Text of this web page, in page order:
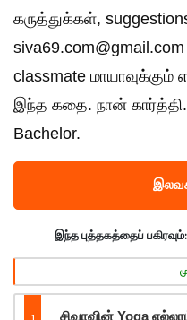
கருத்துக்கள்,
classmate
இந்த கதை. நான்
Bachelor.
இந்த புத்தகத்தைப் பகிரவும்:
சிவாவின் Yoga